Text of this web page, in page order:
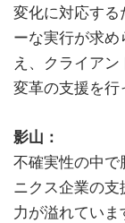
変化に対応する
ーな実行が求
え、クライア
変革の支援を行
影山：
不確実性の中で
ニクス企業の
力が溢れてい